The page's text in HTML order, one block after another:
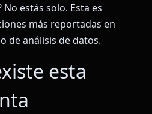
No estás solo. Esta es
más reportadas en
de análisis de datos.
esta